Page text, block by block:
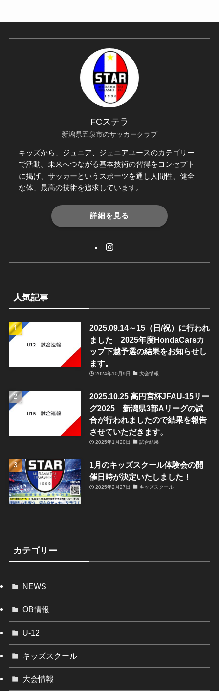
FCステラ
新潟県五泉市のサッカークラブ
キッズから、ジュニア、ジュニアユースのカテゴリー
で活動。未来へつながる基本技術の習得をコンセプト
に掲げ、サッカーというスポーツを通し人間性、健全
な体、最高の技術を追求しています。
詳細を見る
人気記事
2025.09.14～15（日/祝）に行われ
ました 2025年度HondaCarsカ
ップ下越予選の結果をお知らせし
ます。
2024年10月9日 大会情報
2025.10.25 高円宮杯JFAU-15リー
グ2025 新潟県3部Aリーグの試
合が行われましたので結果を報告
させていただきます。
2025年1月20日 試合結果
1月のキッズスクール体験会の開
催日時が決定いたしました！
2025年2月27日 キッズスクール
カテゴリー
NEWS
OB情報
U-12
キッズスクール
大会情報